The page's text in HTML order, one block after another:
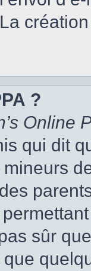
?
Online
qui dit
sûr